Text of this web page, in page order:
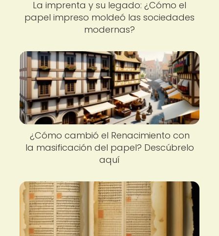
La imprenta y su legado: ¿Cómo el
papel impreso moldeó las sociedades
modernas?
¿Cómo cambió el Renacimiento con
la masificación del papel? Descúbrelo
aquí